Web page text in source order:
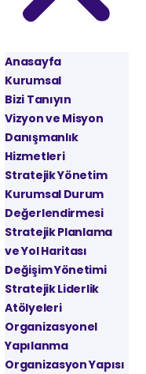
Anasayfa
Kurumsal
Bizi Tanıyın
Vizyon ve Misyon
Danışmanlık
Hizmetleri
Stratejik Yönetim
Kurumsal Durum
Değerlendirmesi
Stratejik Planlama
ve Yol Haritası
Değişim Yönetimi
Stratejik Liderlik
Atölyeleri
Organizasyonel
Yapılanma
Organizasyon Yapısı